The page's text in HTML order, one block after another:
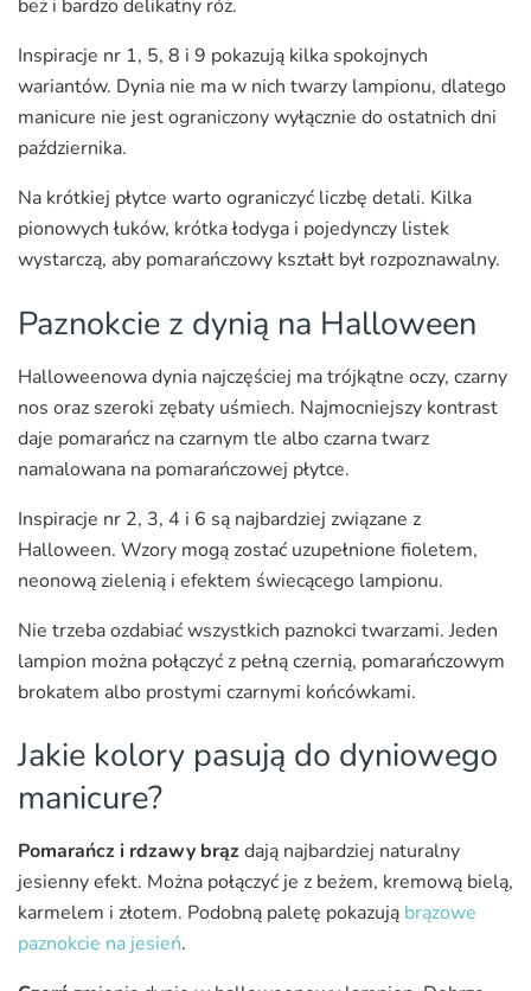
beż i bardzo delikatny róż.
Inspiracje nr 1, 5, 8 i 9 pokazują kilka spokojnych
wariantów. Dynia nie ma w nich twarzy lampionu, dlatego
manicure nie jest ograniczony wyłącznie do ostatnich dni
października.
Na krótkiej płytce warto ograniczyć liczbę detali. Kilka
pionowych łuków, krótka łodyga i pojedynczy listek
wystarczą, aby pomarańczowy kształt był rozpoznawalny.
Paznokcie z dynią na Halloween
Halloweenowa dynia najczęściej ma trójkątne oczy, czarny
nos oraz szeroki zębaty uśmiech. Najmocniejszy kontrast
daje pomarańcz na czarnym tle albo czarna twarz
namalowana na pomarańczowej płytce.
Inspiracje nr 2, 3, 4 i 6 są najbardziej związane z
Halloween. Wzory mogą zostać uzupełnione fioletem,
neonową zielenią i efektem świecącego lampionu.
Nie trzeba ozdabiać wszystkich paznokci twarzami. Jeden
lampion można połączyć z pełną czernią, pomarańczowym
brokatem albo prostymi czarnymi końcówkami.
Jakie kolory pasują do dyniowego
manicure?
Pomarańcz i rdzawy brązdają najbardziej naturalny
jesienny efekt. Można połączyć je z beżem, kremową bielą,
karmelem i złotem. Podobną paletę pokazują brązowe
paznokcie na jesień.